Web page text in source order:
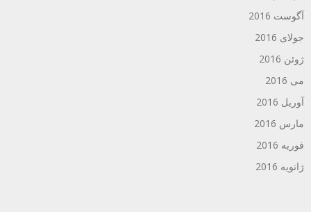
آگوست 2016
جولای 2016
ژوئن 2016
می 2016
آوریل 2016
مارس 2016
فوریه 2016
ژانویه 2016